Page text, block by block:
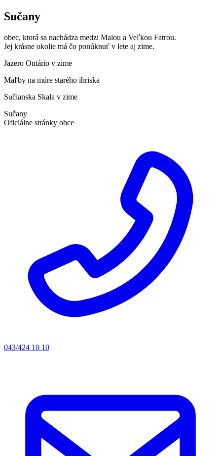
Sučany
obec, ktorá sa nachádza medzi Malou a Veľkou Fatrou.
Jej krásne okolie má čo ponúknuť v lete aj zime.
Jazero Ontário v zime
Maľby na múre starého ihriska
Sučianska Skala v zime
Sučany
Oficiálne stránky obce
043/424 10 10